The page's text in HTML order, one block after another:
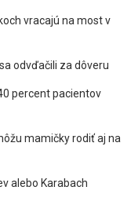
vracajú na most v
odvďačili za dôveru
percent pacientov
mamičky rodiť aj na
alebo Karabach